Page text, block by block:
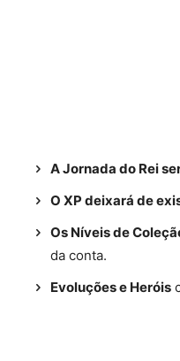
A Jornada do Rei
O XP deixará de
Os Níveis de
da conta.
Evoluções e Heróis